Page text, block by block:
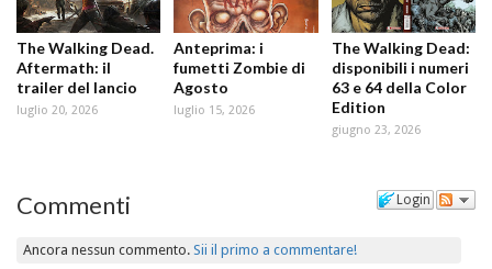
The Walking Dead.
Aftermath: il
trailer del lancio
luglio 20, 2026
Anteprima: i
fumetti Zombie di
Agosto
luglio 15, 2026
The Walking Dead:
disponibili i numeri
63 e 64 della Color
Edition
giugno 23, 2026
Login
Commenti
Ancora nessun commento.Sii il primo a commentare!